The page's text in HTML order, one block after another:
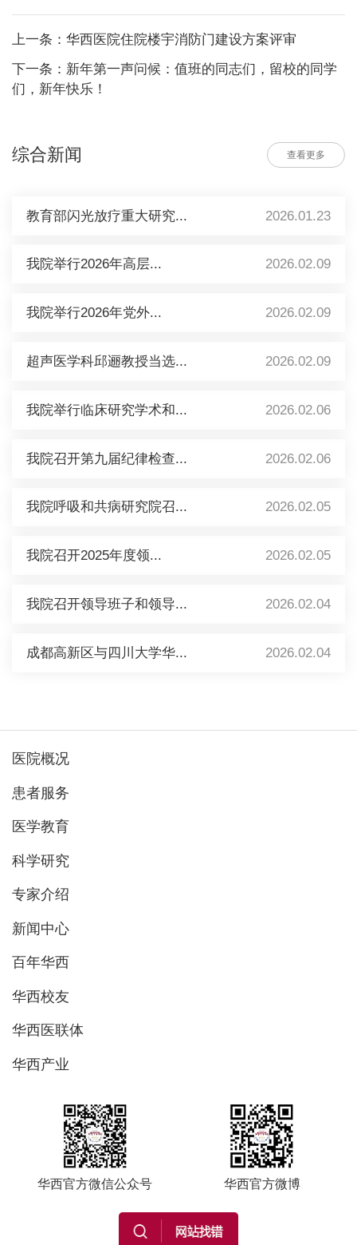
上一条：华西医院住院楼宇消防门建设方案评审
下一条：新年第一声问候：值班的同志们，留校的同学
们，新年快乐！
综合新闻 查看更多
教育部闪光放疗重大研究... 2026.01.23
我院举行2026年高层... 2026.02.09
我院举行2026年党外... 2026.02.09
超声医学科邱逦教授当选... 2026.02.09
我院举行临床研究学术和... 2026.02.06
我院召开第九届纪律检查... 2026.02.06
我院呼吸和共病研究院召... 2026.02.05
我院召开2025年度领... 2026.02.05
我院召开领导班子和领导... 2026.02.04
成都高新区与四川大学华... 2026.02.04
医院概况
患者服务
医学教育
科学研究
专家介绍
新闻中心
百年华西
华西校友
华西医联体
华西产业
华西官方微信公众号 华西官方微博